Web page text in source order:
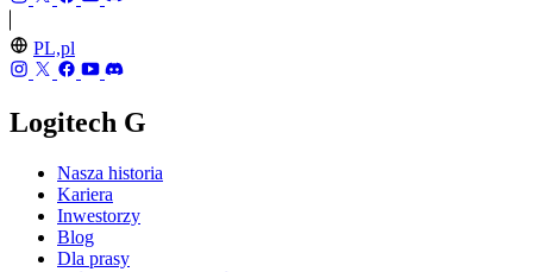
PL,pl
Logitech G
Nasza historia
Kariera
Inwestorzy
Blog
Dla prasy